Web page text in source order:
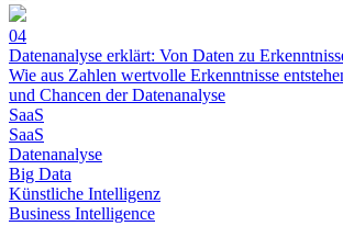
04
Datenanalyse erklärt: Von Daten zu
Wie aus Zahlen wertvolle Erkenntnisse
und Chancen der Datenanalyse
SaaS
SaaS
Datenanalyse
Big Data
Künstliche Intelligenz
Business Intelligence